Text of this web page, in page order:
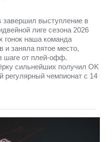
завершил выступление в
лиге сезона 2026
гонок наша команда
и заняла пятое место,
шаге от плей-офф.
сильнейших получил OK
регулярный чемпионат с 14